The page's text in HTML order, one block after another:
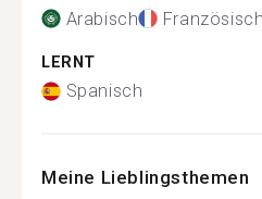
Arabisch Französisch
LERNT
Spanisch
Meine Lieblingsthemen